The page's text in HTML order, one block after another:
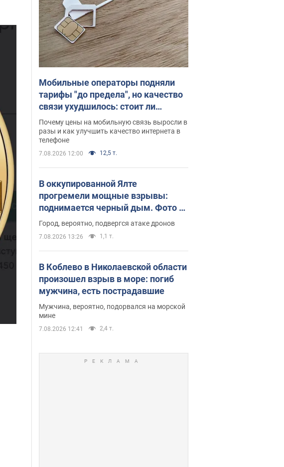
Мобильные операторы подняли
тарифы "до предела", но качество
связи ухудшилось: стоит ли
жаловаться на цены
Почему цены на мобильную связь выросли в
разы и как улучшить качество интернета в
телефоне
7.08.2026 12:00 12,5 т.
В оккупированной Ялте
прогремели мощные взрывы:
поднимается черный дым. Фото и
видео
Город, вероятно, подвергся атаке дронов
7.08.2026 13:26 1,1 т.
В Коблево в Николаевской области
произошел взрыв в море: погиб
мужчина, есть пострадавшие
Мужчина, вероятно, подорвался на морской
мине
7.08.2026 12:41 2,4 т.